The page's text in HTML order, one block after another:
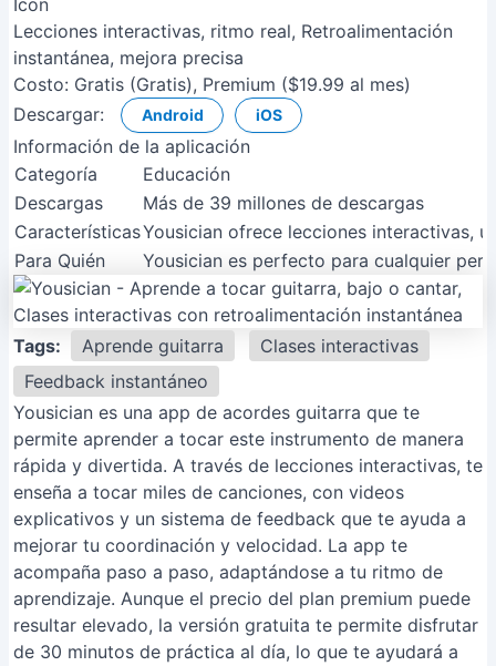
Lecciones interactivas, ritmo real, Retroalimentación
instantánea, mejora precisa
Costo: Gratis (Gratis), Premium ($19.99 al mes)
Descargar:
Android iOS
Información de la aplicación
Categoría
Educación
Descargas
Más de 39 millones de descargas
CaracterísticasYousician ofrece lecciones interactivas,
Para Quién
Yousician es perfecto para cualquier
Tags: Aprende guitarra
Clases interactivas
Feedback instantáneo
Yousician es una app de acordes guitarra que te
permite aprender a tocar este instrumento de manera
rápida y divertida. A través de lecciones interactivas, te
enseña a tocar miles de canciones, con videos
explicativos y un sistema de feedback que te ayuda a
mejorar tu coordinación y velocidad. La app te
acompaña paso a paso, adaptándose a tu ritmo de
aprendizaje. Aunque el precio del plan premium puede
resultar elevado, la versión gratuita te permite disfrutar
de 30 minutos de práctica al día, lo que te ayudará a